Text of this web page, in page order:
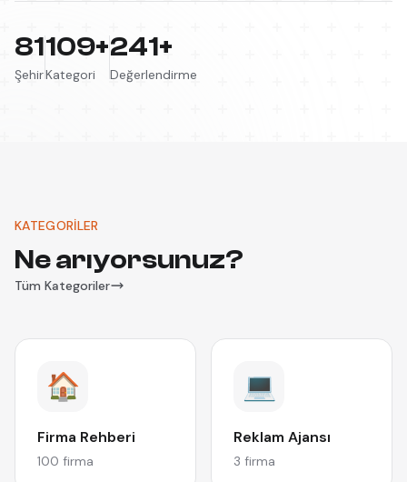
81
Şehir
109+
Kategori
241+
Değerlendirme
KATEGORILER
Ne arıyorsunuz?
Tüm Kategoriler
🏠
Firma Rehberi
100 firma
💻
Reklam Ajansı
3 firma